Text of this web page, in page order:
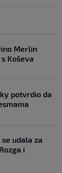
Merlin
Koševa
potvrdio da
udala za
i